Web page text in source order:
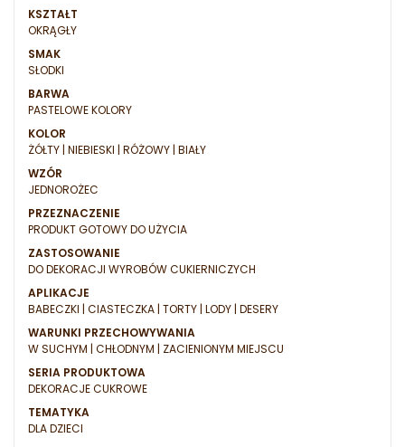
KSZTAŁT
OKRĄGŁY
SMAK
SŁODKI
BARWA
PASTELOWE KOLORY
KOLOR
ŻÓŁTY | NIEBIESKI | RÓŻOWY | BIAŁY
WZÓR
JEDNOROŻEC
PRZEZNACZENIE
PRODUKT GOTOWY DO UŻYCIA
ZASTOSOWANIE
DO DEKORACJI WYROBÓW CUKIERNICZYCH
APLIKACJE
BABECZKI | CIASTECZKA | TORTY | LODY | DESERY
WARUNKI PRZECHOWYWANIA
W SUCHYM | CHŁODNYM | ZACIENIONYM MIEJSCU
SERIA PRODUKTOWA
DEKORACJE CUKROWE
TEMATYKA
DLA DZIECI